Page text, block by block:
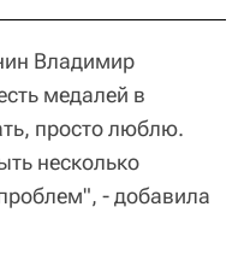
Владимир
медалей в
просто люблю.
несколько
- добавила